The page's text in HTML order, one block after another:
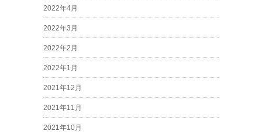
2022年4月
2022年3月
2022年2月
2022年1月
2021年12月
2021年11月
2021年10月